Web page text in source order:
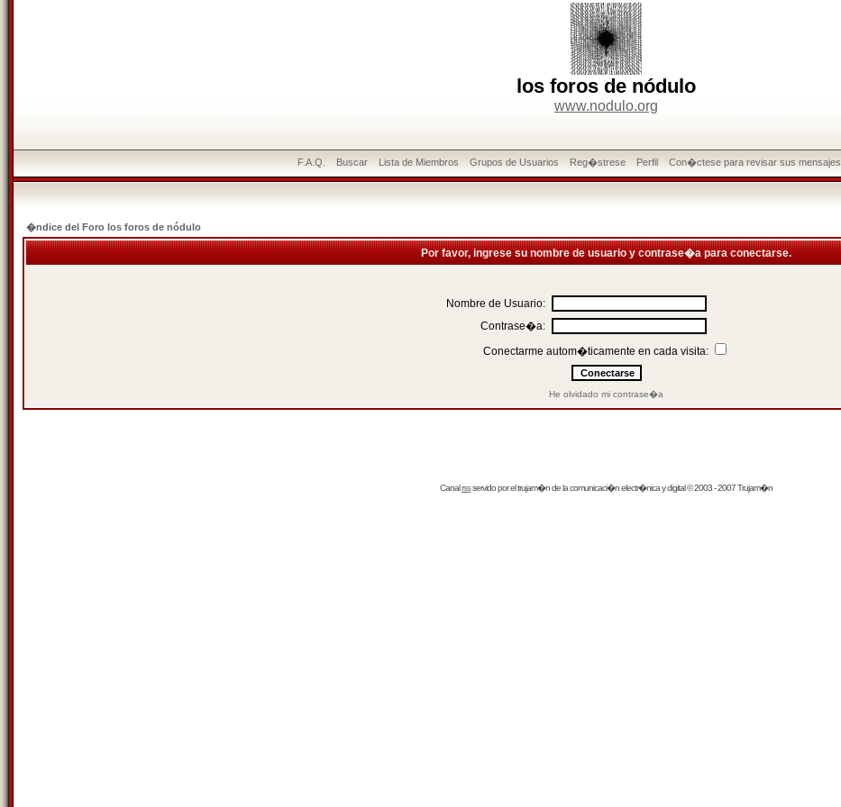
los foros de nódulo
www.nodulo.org
F.A.Q. Buscar Lista de Miembros Grupos de Usuarios Reg�strese Perfil Con�ctese para revisar sus mensajes
�ndice del Foro los foros de nódulo
Por favor, ingrese su nombre de usuario y contrase�a para conectarse.
Nombre de Usuario:
Contrase�a:
Conectarme autom�ticamente en cada visita:
He olvidado mi contrase�a
Canalrssservido por eltrujam�nde la comunicaci�n electr�nica y digital © 2003 - 2007 Trujam�n